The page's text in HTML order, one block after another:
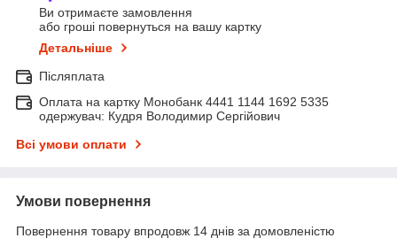
Ви отримаєте замовлення
або гроші повернуться на вашу картку
Детальніше
Післяплата
Оплата на картку Монобанк 4441 1144 1692 5335
одержувач: Кудря Володимир Сергійович
Всі умови оплати
Умови повернення
Повернення товару впродовж 14 днів за домовленістю